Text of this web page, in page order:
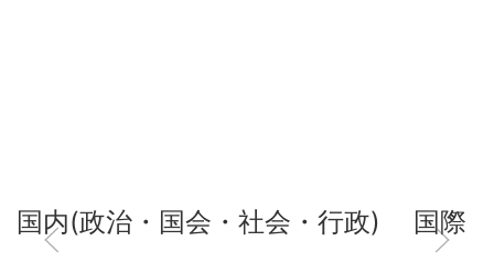
国内(政治・国会・社会・行政) 国際